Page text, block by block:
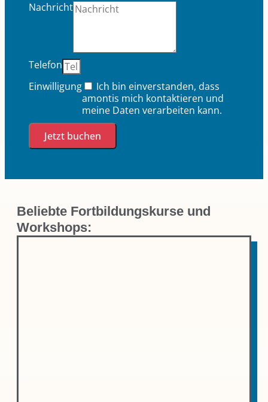
Nachricht
Telefon
Einwilligung
Ich bin einverstanden, dass
amontis mich kontaktieren und
meine Daten verarbeiten kann.
Jetzt buchen
Beliebte Fortbildungskurse und
Workshops: